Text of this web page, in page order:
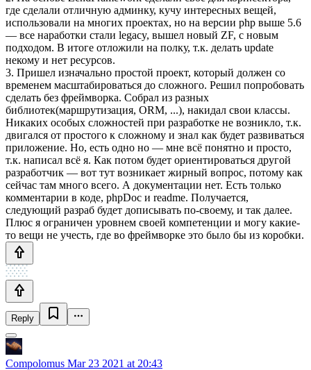
где сделали отличную админку, кучу интересных вещей,
использовали на многих проектах, но на версии php выше 5.6
— все наработки стали legacy, вышел новый ZF, с новым
подходом. В итоге отложили на полку, т.к. делать update
некому и нет ресурсов.
3. Пришел изначально простой проект, который должен со
временем масштабироваться до сложного. Решил попробовать
сделать без фреймворка. Собрал из разных
библиотек(маршрутизация, ORM, ...), накидал свои классы.
Никаких особых сложностей при разработке не возникло, т.к.
двигался от простого к сложному и знал как будет развиваться
приложение. Но, есть одно но — мне всё понятно и просто,
т.к. написал всё я. Как потом будет ориентироваться другой
разработчик — вот тут возникает жирный вопрос, потому как
сейчас там много всего. А документации нет. Есть только
комментарии в коде, phpDoc и readme. Получается,
следующий разраб будет дописывать по-своему, и так далее.
Плюс я ограничен уровнем своей компетенции и могу какие-
то вещи не учесть, где во фреймворке это было бы из коробки.
Reply
Compolomus Mar 23 2021 at 20:43